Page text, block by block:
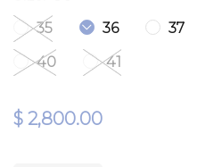
35 36 37
40
41
$ 2,800.00